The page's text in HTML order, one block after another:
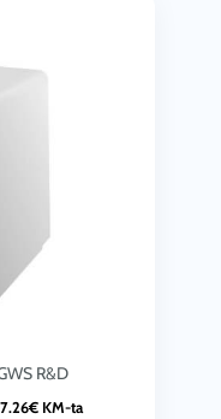
R&D
€KM-ta